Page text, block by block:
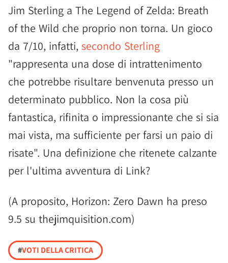
Jim Sterling a The Legend of Zelda: Breath
of the Wild che proprio non torna. Un gioco
da 7/10, infatti, secondo Sterling
"rappresenta una dose di intrattenimento
che potrebbe risultare benvenuta presso un
determinato pubblico. Non la cosa più
fantastica, rifinita o impressionante che si sia
mai vista, ma sufficiente per farsi un paio di
risate". Una definizione che ritenete calzante
per l'ultima avventura di Link?
(A proposito, Horizon: Zero Dawn ha preso
9.5 su thejimquisition.com)
#VOTI DELLA CRITICA